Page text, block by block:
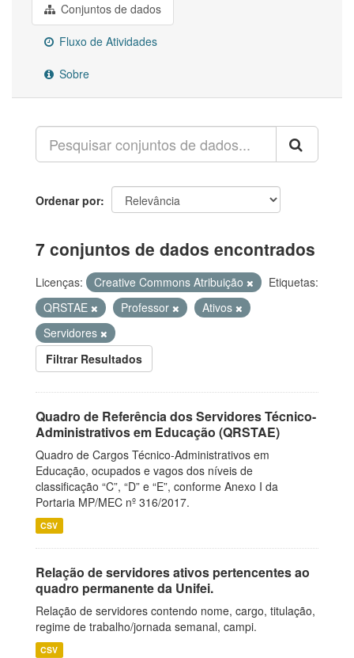
Conjuntos de dados
Fluxo de Atividades
Sobre
Ordenar por
7 conjuntos de dados encontrados
Licenças: Creative Commons Atribuição
Etiquetas:
QRSTAE
Professor
Ativos
Servidores
Filtrar Resultados
Quadro de Referência dos Servidores Técnico-
Administrativos em Educação (QRSTAE)
Quadro de Cargos Técnico-Administrativos em
Educação, ocupados e vagos dos níveis de
classificação “C”, “D” e “E”, conforme Anexo I da
Portaria MP/MEC nº 316/2017.
CSV
Relação de servidores ativos pertencentes ao
quadro permanente da Unifei.
Relação de servidores contendo nome, cargo, titulação,
regime de trabalho/jornada semanal, campi.
CSV